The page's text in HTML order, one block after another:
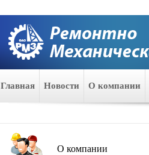
Главная Новости О компании
О компании